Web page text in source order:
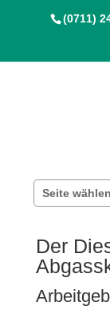
(0711)
Seite wählen
Der